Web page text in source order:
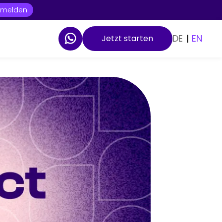
Jetzt starten DE | EN